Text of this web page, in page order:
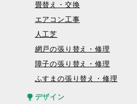
畳替え・交換
エアコン工事
人工芝
網戸の張り替え・修理
障子の張り替え・修理
ふすまの張り替え・修理
デザイン